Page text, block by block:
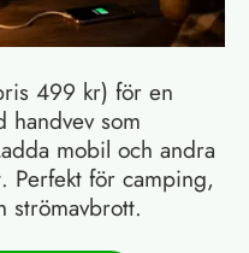
499 kr) för en
handvev som
mobil och andra
Perfekt för camping,
strömavbrott.